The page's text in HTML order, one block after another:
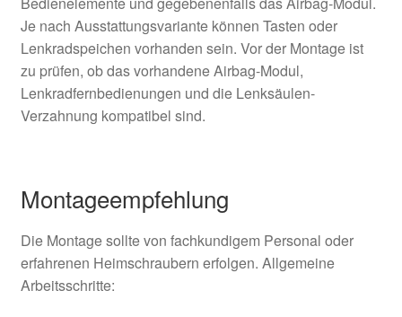
Je nach Ausstattungsvariante können Tasten oder
Lenkradspeichen vorhanden sein. Vor der Montage ist
zu prüfen, ob das vorhandene Airbag-Modul,
Lenkradfernbedienungen und die Lenksäulen-
Verzahnung kompatibel sind.
Montageempfehlung
Die Montage sollte von fachkundigem Personal oder
erfahrenen Heimschraubern erfolgen. Allgemeine
Arbeitsschritte: